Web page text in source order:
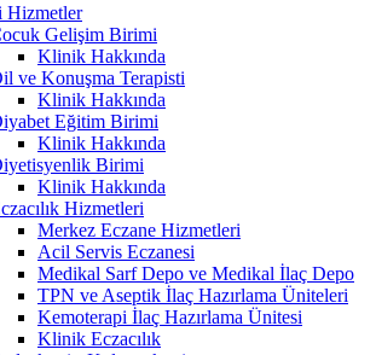
Gelişim Birimi
Klinik Hakkında
ve Konuşma Terapisti
Klinik Hakkında
Eğitim Birimi
Klinik Hakkında
Birimi
Klinik Hakkında
Hizmetleri
Merkez Eczane Hizmetleri
Acil Servis Eczanesi
Medikal Sarf Depo ve Medikal İlaç Depo
TPN ve Aseptik İlaç Hazırlama Üniteleri
Kemoterapi İlaç Hazırlama Ünitesi
Klinik Eczacılık